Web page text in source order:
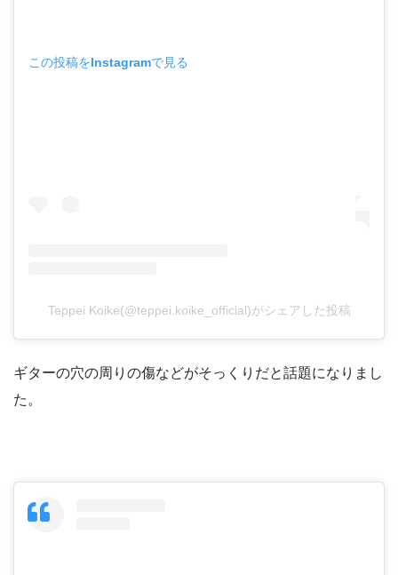
この投稿をInstagramで見る
Teppei Koike(@teppei.koike_official)がシェアした投稿
ギターの穴の周りの傷などがそっくりだと話題になりまし
た。